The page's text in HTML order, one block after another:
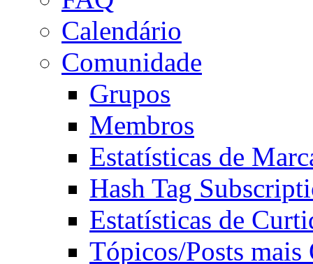
Calendário
Comunidade
Grupos
Membros
Estatísticas de
Hash Tag
Estatísticas de
Tópicos/Posts mais